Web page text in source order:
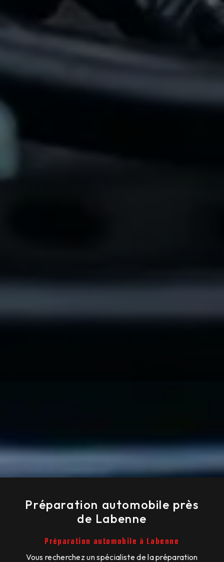
Préparation automobile près
de Labenne
Préparation automobile à Labenne
Vous recherchez un spécialiste de la préparation